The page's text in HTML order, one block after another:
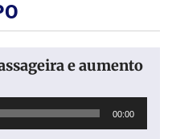
e aumento
00:00